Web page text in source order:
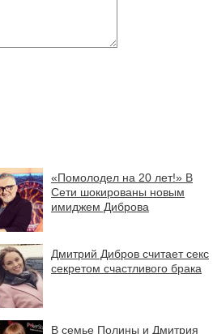
«Помолодел на 20 лет!» В
Сети шокированы новым
имиджем Диброва
Дмитрий Дибров считает секс
секретом счастливого брака
В семье Полины и Дмитрия